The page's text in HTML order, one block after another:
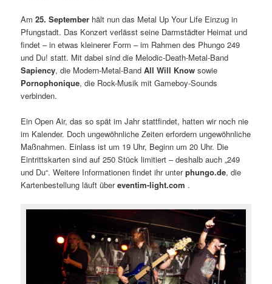
Am25. September hält nun das Metal Up Your Life Einzug in
Pfungstadt. Das Konzert verlässt seine Darmstädter Heimat und
findet – in etwas kleinerer Form – im Rahmen des Phungo 249
und Du! statt. Mit dabei sind die Melodic-Death-Metal-Band
Sapiency, die Modern-Metal-BandAll Will Know sowie
Pornophonique, die Rock-Musik mit Gameboy-Sounds
verbinden.
Ein Open Air, das so spät im Jahr stattfindet, hatten wir noch nie
im Kalender. Doch ungewöhnliche Zeiten erfordern ungewöhnliche
Maßnahmen. Einlass ist um 19 Uhr, Beginn um 20 Uhr. Die
Eintrittskarten sind auf 250 Stück limitiert – deshalb auch „249
und Du“. Weitere Informationen findet ihr unterphungo.de, die
Kartenbestellung läuft übereventim-light.com .